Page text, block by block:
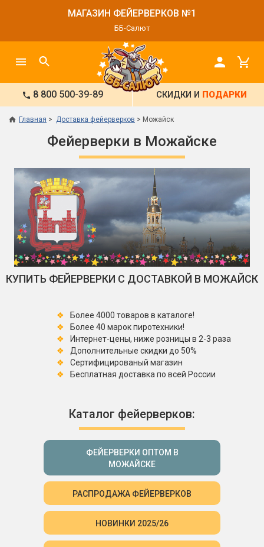
МАГАЗИН ФЕЙЕРВЕРКОВ №1
ББ-Салют
8 800 500-39-89 СКИДКИ И ПОДАРКИ
Главная Доставка фейерверков Можайск
Фейерверки в Можайске
КУПИТЬ ФЕЙЕРВЕРКИ С ДОСТАВКОЙ В МОЖАЙСК
Более 4000 товаров в каталоге!
Более 40 марок пиротехники!
Интернет-цены, ниже розницы в 2-3 раза
Дополнительные скидки до 50%
Сертифицированый магазин
Бесплатная доставка по всей России
Каталог фейерверков:
ФЕЙЕРВЕРКИ ОПТОМ В
МОЖАЙСКЕ
РАСПРОДАЖА ФЕЙЕРВЕРКОВ
НОВИНКИ 2025/26